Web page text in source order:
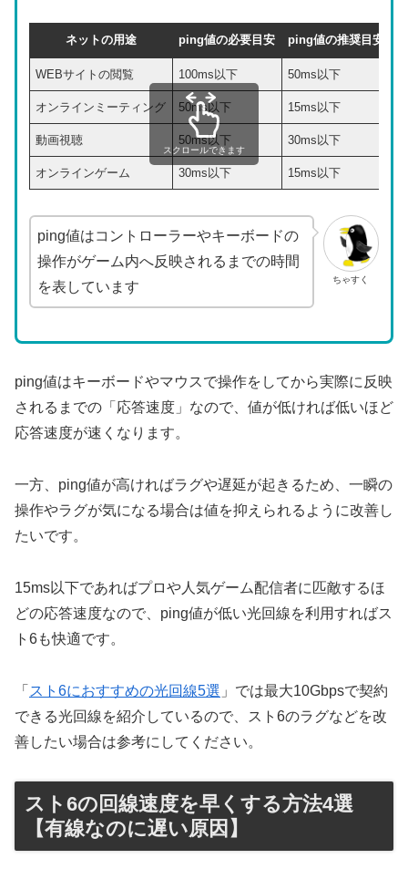
ネットの用途 ping値の必要目安 ping値の推奨目安
WEBサイトの閲覧 100ms以下 50ms以下
オンラインミーティング 50ms以下 15ms以下
動画視聴 50ms以下 30ms以下
オンラインゲーム 30ms以下 15ms以下
スクロールできます
ちゃすく
ping値はコントローラーやキーボードの
操作がゲーム内へ反映されるまでの時間
を表しています
ping値はキーボードやマウスで操作をしてから実際に反映
されるまでの「応答速度」なので、値が低ければ低いほど
応答速度が速くなります。
一方、ping値が高ければラグや遅延が起きるため、一瞬の
操作やラグが気になる場合は値を抑えられるように改善し
たいです。
15ms以下であればプロや人気ゲーム配信者に匹敵するほ
どの応答速度なので、ping値が低い光回線を利用すればス
ト6も快適です。
「 スト6におすすめの光回線5選 」では最大10Gbpsで契約
できる光回線を紹介しているので、スト6のラグなどを改
善したい場合は参考にしてください。
スト6の回線速度を早くする方法4選
【有線なのに遅い原因】